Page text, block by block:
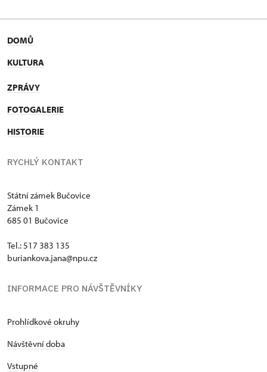
DOMŮ
KULTURA
ZPRÁVY
FOTOGALERIE
HISTORIE
RYCHLÝ KONTAKT
Státní zámek Bučovice
Zámek 1
685 01 Bučovice
Tel.: 517 383 135
buriankova.jana@npu.cz
INFORMACE PRO NÁVŠTĚVNÍKY
Prohlídkové okruhy
Návštěvní doba
Vstupné